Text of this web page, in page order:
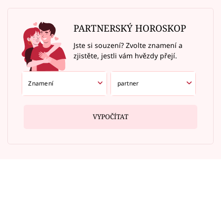
PARTNERSKÝ HOROSKOP
Jste si souzení? Zvolte znamení a
zjistěte, jestli vám hvězdy přejí.
VYPOČÍTAT